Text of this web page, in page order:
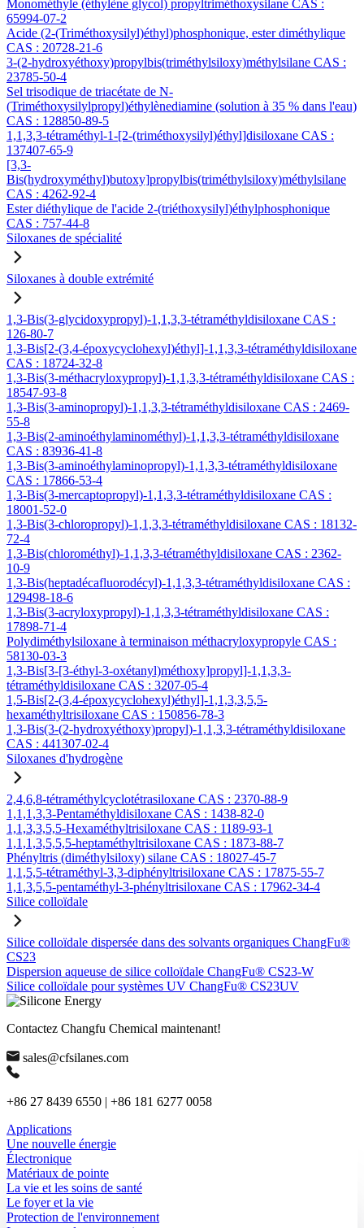
Monométhyle (éthylène glycol) propyltriméthoxysilane CAS :
65994-07-2
Acide (2-(Triméthoxysilyl)éthyl)phosphonique, ester diméthylique
CAS : 20728-21-6
3-(2-hydroxyéthoxy)propylbis(triméthylsiloxy)méthylsilane CAS :
23785-50-4
Sel trisodique de triacétate de N-
(Triméthoxysilylpropyl)éthylènediamine (solution à 35 % dans l'eau)
CAS : 128850-89-5
1,1,3,3-tétraméthyl-1-[2-(triméthoxysilyl)éthyl]disiloxane CAS :
137407-65-9
[3,3-
Bis(hydroxyméthyl)butoxy]propylbis(triméthylsiloxy)méthylsilane
CAS : 4262-92-4
Ester diéthylique de l'acide 2-(triéthoxysilyl)éthylphosphonique
CAS : 757-44-8
Siloxanes de spécialité
Siloxanes à double extrémité
1,3-Bis(3-glycidoxypropyl)-1,1,3,3-tétraméthyldisiloxane CAS :
126-80-7
1,3-Bis[2-(3,4-époxycyclohexyl)éthyl]-1,1,3,3-tétraméthyldisiloxane
CAS : 18724-32-8
1,3-Bis(3-méthacryloxypropyl)-1,1,3,3-tétraméthyldisiloxane CAS :
18547-93-8
1,3-Bis(3-aminopropyl)-1,1,3,3-tétraméthyldisiloxane CAS : 2469-
55-8
1,3-Bis(2-aminoéthylaminométhyl)-1,1,3,3-tétraméthyldisiloxane
CAS : 83936-41-8
1,3-Bis(3-aminoéthylaminopropyl)-1,1,3,3-tétraméthyldisiloxane
CAS : 17866-53-4
1,3-Bis(3-mercaptopropyl)-1,1,3,3-tétraméthyldisiloxane CAS :
18001-52-0
1,3-Bis(3-chloropropyl)-1,1,3,3-tétraméthyldisiloxane CAS : 18132-
72-4
1,3-Bis(chlorométhyl)-1,1,3,3-tétraméthyldisiloxane CAS : 2362-
10-9
1,3-Bis(heptadécafluorodécyl)-1,1,3,3-tétraméthyldisiloxane CAS :
129498-18-6
1,3-Bis(3-acryloxypropyl)-1,1,3,3-tétraméthyldisiloxane CAS :
17898-71-4
Polydiméthylsiloxane à terminaison méthacryloxypropyle CAS :
58130-03-3
1,3-Bis[3-[3-éthyl-3-oxétanyl)méthoxy]propyl]-1,1,3,3-
tétraméthyldisiloxane CAS : 3207-05-4
1,5-Bis[2-(3,4-époxycyclohexyl)éthyl]-1,1,3,3,5,5-
hexaméthyltrisiloxane CAS : 150856-78-3
1,3-Bis(3-(2-hydroxyéthoxy)propyl)-1,1,3,3-tétraméthyldisiloxane
CAS : 441307-02-4
Siloxanes d'hydrogène
2,4,6,8-tétraméthylcyclotétrasiloxane CAS : 2370-88-9
1,1,1,3,3-Pentaméthyldisiloxane CAS : 1438-82-0
1,1,3,3,5,5-Hexaméthyltrisiloxane CAS : 1189-93-1
1,1,1,3,5,5,5-heptaméthyltrisiloxane CAS : 1873-88-7
Phényltris (diméthylsiloxy) silane CAS : 18027-45-7
1,1,5,5-tétraméthyl-3,3-diphényltrisiloxane CAS : 17875-55-7
1,1,3,5,5-pentaméthyl-3-phényltrisiloxane CAS : 17962-34-4
Silice colloïdale
Silice colloïdale dispersée dans des solvants organiques ChangFu®
CS23
Dispersion aqueuse de silice colloïdale ChangFu® CS23-W
Silice colloïdale pour systèmes UV ChangFu® CS23UV
Contactez Changfu Chemical maintenant!
sales@cfsilanes.com
+86 27 8439 6550 | +86 181 6277 0058
Applications
Une nouvelle énergie
Électronique
Matériaux de pointe
La vie et les soins de santé
Le foyer et la vie
Protection de l'environnement